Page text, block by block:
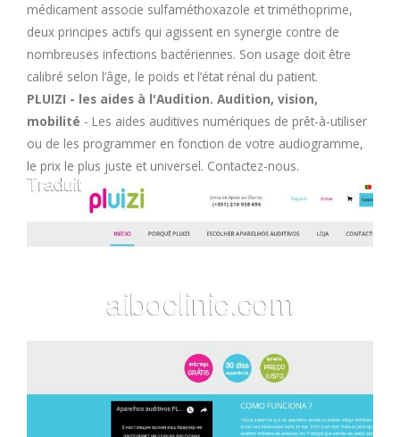
I
J
K
O
P
Q
médicament associe sulfaméthoxazole et triméthoprime,
deux principes actifs qui agissent en synergie contre de
nombreuses infections bactériennes. Son usage doit être
calibré selon l’âge, le poids et l’état rénal du patient.
PLUIZI - les aides à l'Audition. Audition, vision,
mobilité - Les aides auditives numériques de prêt-à-utiliser
ou de les programmer en fonction de votre audiogramme,
le prix le plus juste et universel. Contactez-nous.